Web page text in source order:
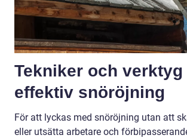
Tekniker och
effektiv snöröjning
För att lyckas med snöröjning utan att
eller utsätta arbetare och